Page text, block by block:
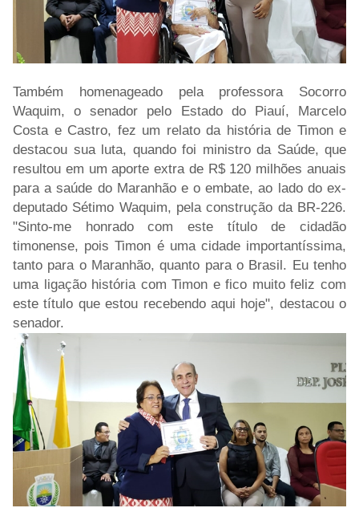
Também homenageado pela professora Socorro
Waquim, o senador pelo Estado do Piauí, Marcelo
Costa e Castro, fez um relato da história de Timon e
destacou sua luta, quando foi ministro da Saúde, que
resultou em um aporte extra de R$ 120 milhões anuais
para a saúde do Maranhão e o embate, ao lado do ex-
deputado Sétimo Waquim, pela construção da BR-226.
"Sinto-me honrado com este título de cidadão
timonense, pois Timon é uma cidade importantíssima,
tanto para o Maranhão, quanto para o Brasil. Eu tenho
uma ligação história com Timon e fico muito feliz com
este título que estou recebendo aqui hoje", destacou o
senador.